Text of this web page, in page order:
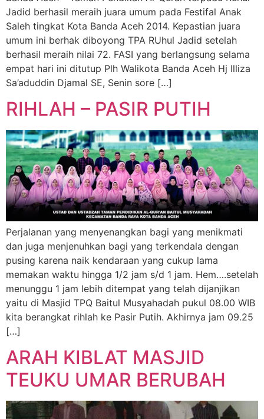
Jadid berhasil meraih juara umum pada Festifal Anak
Saleh tingkat Kota Banda Aceh 2014. Kepastian juara
umum ini berhak diboyong TPA RUhul Jadid setelah
berhasil meraih nilai 72. FASI yang berlangsung selama
empat hari ini ditutup Plh Walikota Banda Aceh Hj Illiza
Sa’aduddin Djamal SE, Senin sore […]
RIHLAH – PASIR PUTIH
Perjalanan yang menyenangkan bagi yang menikmati
dan juga menjenuhkan bagi yang terkendala dengan
pusing karena naik kendaraan yang cukup lama
memakan waktu hingga 1/2 jam s/d 1 jam. Hem….setelah
menunggu 1 jam lebih ditempat yang telah dijanjikan
yaitu di Masjid TPQ Baitul Musyahadah pukul 08.00 WIB
kita berangkat rihlah ke Pasir Putih. Akhirnya jam 09.25
[…]
ARAH KIBLAT MASJID
TEUKU UMAR BERUBAH